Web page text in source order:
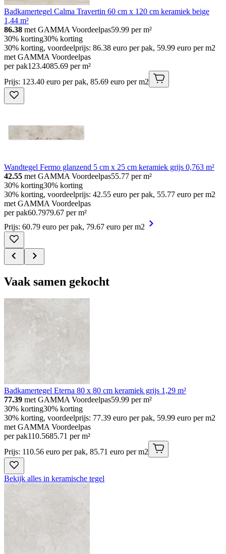
Badkamertegel Calma Travertin 60 cm x 120 cm keramiek beige
1,44 m²
86.38 met GAMMA Voordeelpas59.99 per m²
30% korting30% korting
30% korting, voordeelprijs: 86.38 euro per pak, 59.99 euro per m2
met GAMMA Voordeelpas
per pak123.4085.69 per m²
Prijs: 123.40 euro per pak, 85.69 euro per m2
Wandtegel Fermo glanzend 5 cm x 25 cm keramiek grijs 0,763 m²
42.55 met GAMMA Voordeelpas55.77 per m²
30% korting30% korting
30% korting, voordeelprijs: 42.55 euro per pak, 55.77 euro per m2
met GAMMA Voordeelpas
per pak60.7979.67 per m²
Prijs: 60.79 euro per pak, 79.67 euro per m2
Vaak samen gekocht
Badkamertegel Eterna 80 x 80 cm keramiek grijs 1,29 m²
77.39 met GAMMA Voordeelpas59.99 per m²
30% korting30% korting
30% korting, voordeelprijs: 77.39 euro per pak, 59.99 euro per m2
met GAMMA Voordeelpas
per pak110.5685.71 per m²
Prijs: 110.56 euro per pak, 85.71 euro per m2
Bekijk alles in keramische tegel